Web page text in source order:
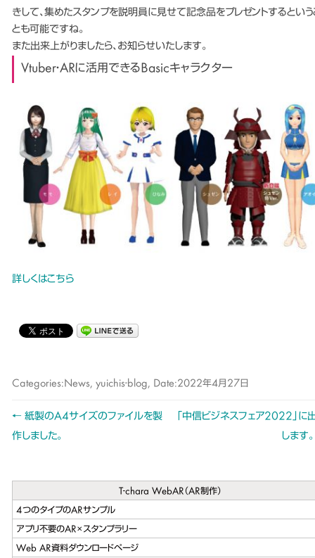
きして、集めたスタンプを説明員に見せて記念品をプレゼントするという
とも可能ですね。
また出来上がりましたら、お知らせいたします。
Vtuber・ARに活用できるBasicキャラクター
詳しくはこちら
Categories: News, yuichis-blog, Date:2022年4月27日
← 紙製のA4サイズのファイルを製
作しました。
「中信ビジネスフェア2022」に
します
T-chara WebAR（AR制作）
4つのタイプのARサンプル
アプリ不要のAR×スタンプラリー
Web AR資料ダウンロードページ